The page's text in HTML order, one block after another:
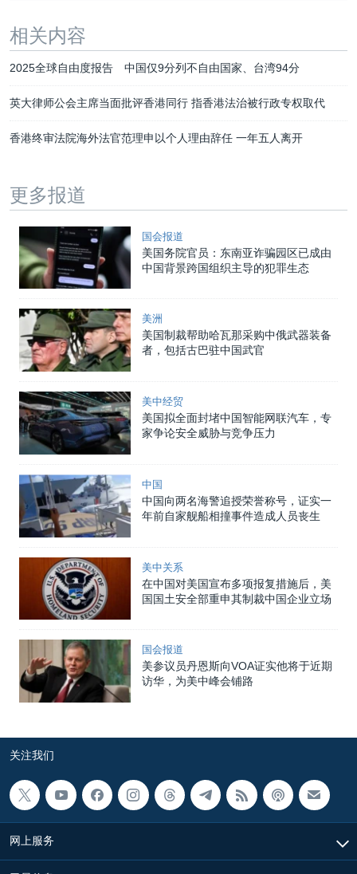
相关内容
2025全球自由度报告 中国仅9分列不自由国家、台湾94分
英大律师公会主席当面批评香港同行 指香港法治被行政专权取代
香港终审法院海外法官范理申以个人理由辞任 一年五人离开
更多报道
国会报道
美国务院官员：东南亚诈骗园区已成由
中国背景跨国组织主导的犯罪生态
美洲
美国制裁帮助哈瓦那采购中俄武器装备
者，包括古巴驻中国武官
美中经贸
美国拟全面封堵中国智能网联汽车，专
家争论安全威胁与竞争压力
中国
中国向两名海警追授荣誉称号，证实一
年前自家舰船相撞事件造成人员丧生
美中关系
在中国对美国宣布多项报复措施后，美
国国土安全部重申其制裁中国企业立场
国会报道
美参议员丹恩斯向VOA证实他将于近期
访华，为美中峰会铺路
关注我们
网上服务